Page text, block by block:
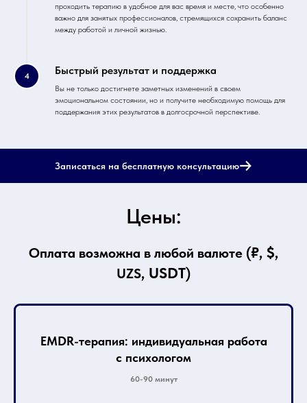
проходить терапию в удобное для вас время и месте, что особенно
важно для занятых профессионалов, стремящихся сохранить баланс
между работой и личной жизнью.
Быстрый результат и поддержка
Вы не только достигнете заметных изменений в своем
эмоциональном состоянии, но и получите необходимую помощь для
поддержания этих результатов в долгосрочной перспективе.
Записаться на бесплатную консультацию
Цены:
Оплата возможна в любой валюте (₽, $,
UZS, USDT)
EMDR-терапия: индивидуальная работа
с психологом
60-90 минут